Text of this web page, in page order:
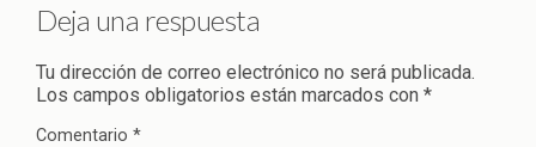
Deja una respuesta
Tu dirección de correo electrónico no será publicada.
Los campos obligatorios están marcados con *
Comentario *